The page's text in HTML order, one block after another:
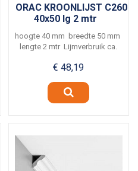
ORAC KROONLIJST C260
40x50 lg 2 mtr
hoogte 40 mm breedte 50 mm
lengte 2 mtr Lijmverbruik ca.
€ 48,19